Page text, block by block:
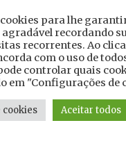
direitos reservados ao
para lhe
recordando
recorrentes. Ao
com o uso de
controlar quais
em "Configurações de
cookies Aceitar todos